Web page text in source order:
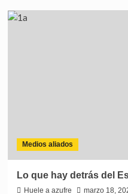
Medios aliados
Lo que hay detrás del
Huele a azufre marzo 18,